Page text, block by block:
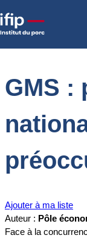
Accueil
des préoccupations
GMS :
Ajouter à ma liste
Auteur : Pôle
Face à la